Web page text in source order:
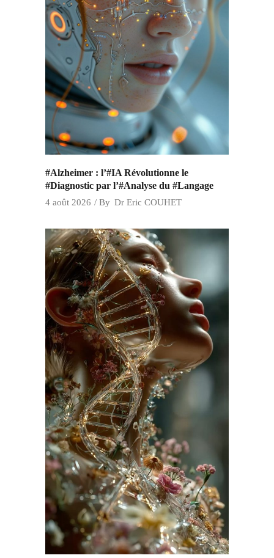
#Alzheimer : l’#IA Révolutionne le
#Diagnostic par l’#Analyse du #Langage
4 août 2026 By Dr Eric COUHET